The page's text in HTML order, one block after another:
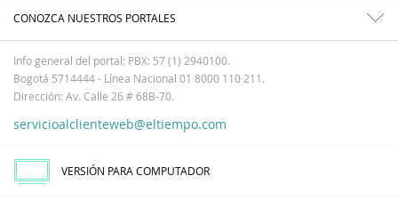
CONOZCA NUESTROS PORTALES
Info general del portal: PBX: 57 (1) 2940100.
Bogotá 5714444 - Línea Nacional 01 8000 110 211.
Dirección: Av. Calle 26 # 68B-70.
servicioalclienteweb@eltiempo.com
VERSIÓN PARA COMPUTADOR